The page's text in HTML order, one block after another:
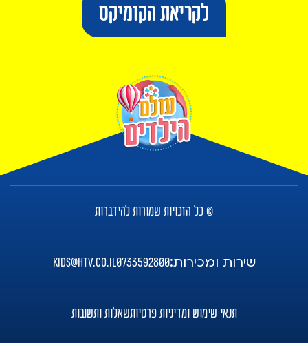
לקריאת הקומיקס
© כל הזכויות שמורות להידברות
שירות ומכירות:0733592800
kids@htv.co.il
תנאי שימוש ומדיניות פרטיותשאלות ותשובות